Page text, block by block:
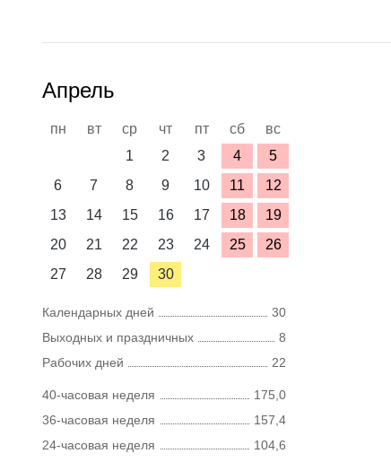
Апрель
пн вт ср чт пт сб
вс
1
2 3 4
5
6
7 8 9 10 11
12
13
14 15 16 17 18
19
20
21 22 23 24 25
26
27
28 29 30
Календарных дней
30
Выходных и праздничных
8
Рабочих дней
22
40-часовая неделя
175,0
36-часовая неделя
157,4
24-часовая неделя
104,6